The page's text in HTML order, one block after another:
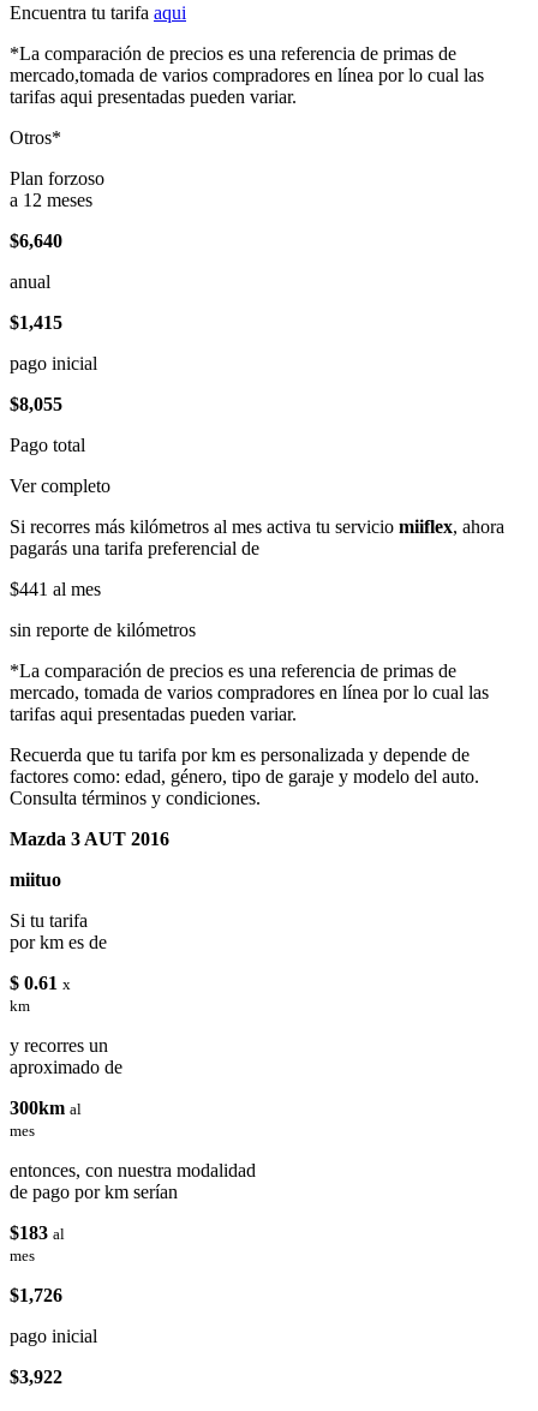
Encuentra tu tarifa aqui
*La comparación de precios es una referencia de primas de
mercado,tomada de varios compradores en línea por lo cual las
tarifas aqui presentadas pueden variar.
Otros*
Plan forzoso
a 12 meses
$6,640
anual
$1,415
pago inicial
$8,055
Pago total
Ver completo
Si recorres más kilómetros al mes activa tu servicio miiflex, ahora
pagarás una tarifa preferencial de
$441 al mes
sin reporte de kilómetros
*La comparación de precios es una referencia de primas de
mercado, tomada de varios compradores en línea por lo cual las
tarifas aqui presentadas pueden variar.
Recuerda que tu tarifa por km es personalizada y depende de
factores como: edad, género, tipo de garaje y modelo del auto.
Consulta términos y condiciones.
Mazda 3 AUT 2016
miituo
Si tu tarifa
por km es de
$ 0.61 x
km
y recorres un
aproximado de
300km al
mes
entonces, con nuestra modalidad
de pago por km serían
$183 al
mes
$1,726
pago inicial
$3,922